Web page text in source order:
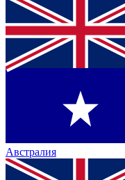
Австралия